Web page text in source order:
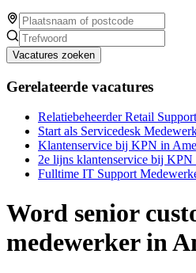
Vacatures zoeken
Gerelateerde vacatures
Relatiebeheerder Retail
Start als Servicedesk
Klantenservice bij KPN in
2e lijns klantenservice bij
Fulltime IT Support
Word senior
medewerker in